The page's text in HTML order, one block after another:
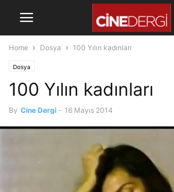
Home Dosya 100 Yılın kadınları
Dosya
100 Yılın kadınları
By Cine Dergi - 16 Mayıs 2014